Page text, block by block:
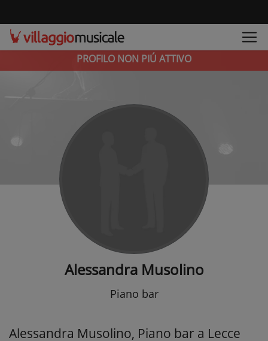
PROFILO NON PIÚ ATTIVO
Alessandra Musolino
Piano bar
Alessandra Musolino, Piano bar a Lecce